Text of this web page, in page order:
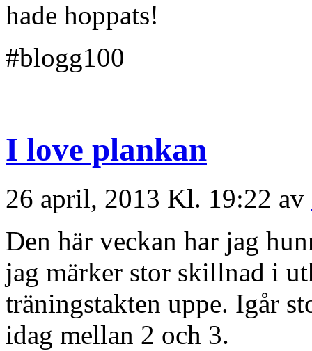
hade hoppats!
#blogg100
I love plankan
26 april, 2013 Kl. 19:22 av
Den här veckan har jag
jag märker stor skillnad i
träningstakten uppe. Igår
idag mellan 2 och 3.